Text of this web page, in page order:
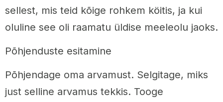
sellest, mis teid kõige rohkem köitis, ja kui
oluline see oli raamatu üldise meeleolu jaoks.
Põhjenduste esitamine
Põhjendage oma arvamust. Selgitage, miks
just selline arvamus tekkis. Tooge